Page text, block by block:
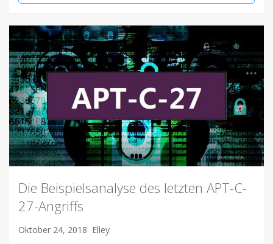
Die Beispielsanalyse des letzten APT-C-
27-Angriffs
Oktober 24, 2018 Elley